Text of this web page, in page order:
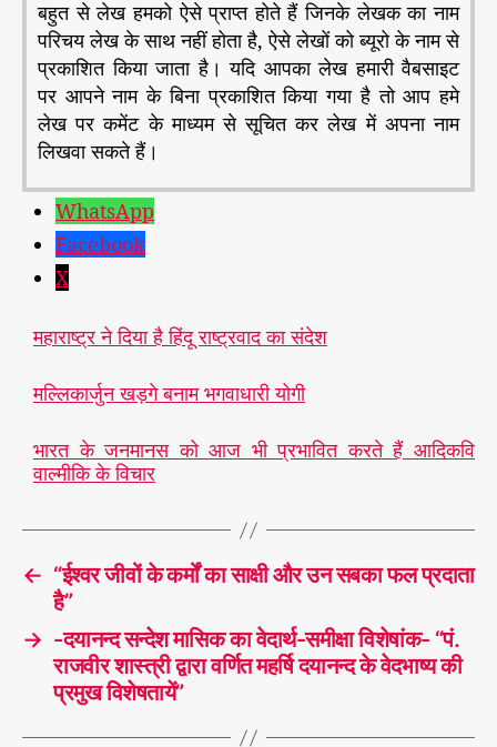
बहुत से लेख हमको ऐसे प्राप्त होते हैं जिनके लेखक का नाम
परिचय लेख के साथ नहीं होता है, ऐसे लेखों को ब्यूरो के नाम से
प्रकाशित किया जाता है। यदि आपका लेख हमारी वैबसाइट
पर आपने नाम के बिना प्रकाशित किया गया है तो आप हमे
लेख पर कमेंट के माध्यम से सूचित कर लेख में अपना नाम
लिखवा सकते हैं।
WhatsApp
Facebook
X
महाराष्ट्र ने दिया है हिंदू राष्ट्रवाद का संदेश
मल्लिकार्जुन खड़गे बनाम भगवाधारी योगी
भारत के जनमानस को आज भी प्रभावित करते हैं आदिकवि
वाल्मीकि के विचार
← “ईश्वर जीवों के कर्मों का साक्षी और उन सबका फल प्रदाता
है”
→ -दयानन्द सन्देश मासिक का वेदार्थ-समीक्षा विशेषांक- “पं.
राजवीर शास्त्री द्वारा वर्णित महर्षि दयानन्द के वेदभाष्य की
प्रमुख विशेषतायें”